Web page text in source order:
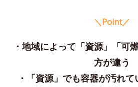
＼Point／
・地域によって「資源」「可
方が違う
・「資源」でも容器が汚れ